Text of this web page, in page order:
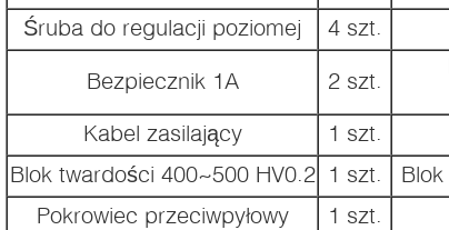
Śruba do regulacji poziomej
4 szt.
Bezpiecznik 1A
2 szt.
Kabel zasilający
1 szt.
Blok twardości 400~500 HV0.2 1 szt.
Pokrowiec przeciwpyłowy
1 szt.